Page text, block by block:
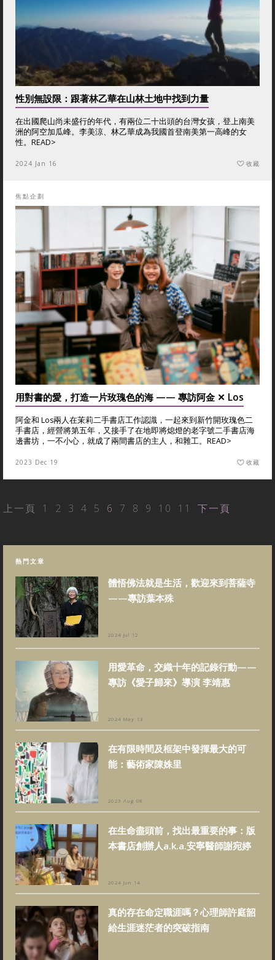
性別無設限：跟著林乙華在山林土地中找到力量
在出國爬山尚未盛行的年代，有兩位二十出頭的台灣女孩，登上南美
洲的阿空加瓜峰。李美涼、林乙華成為我國首登南美第一高峰的女
性。 READ>
2024 Jan 16 收藏
焦點企劃
用對書的愛，打造一片玫瑰色的海 —— 專訪阿金 ✕ Los
阿金和 Los兩人在茉莉二手書店工作認識，一起來到新竹開玫瑰色二
手書店，經營將第五年，又接手了在地即將熄燈的老字號二手書店海
邊書坊，一不小心，就成了兩間書店的主人，和雜工。 READ>
2023 Dec 19 收藏
上一頁 1 2 3 4 5 6 7 8 9 10 11 下一頁
熱門文章
體悟佛法就是生活，歡迎來到菩薩寺
——專訪葉本殊
2024 Jul 12
用愛革命，交織十年的記錄行動——
專訪《愛子歸來》導演 李靖惠
2024 May 13
在有限時間及框架中發揮最大的可
能：藝術家陳姝里
2023 Aug 08
在生命盡頭前，找出最重要的事：版
本書店創辦人a.k.a.安寧醫師謝宛婷
2024 Jun 14
真的存在命定職涯嗎？心理師許庭韶
給生涯迷茫者的突破指南